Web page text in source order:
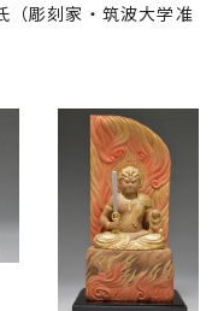
彫刻家・筑波大学准